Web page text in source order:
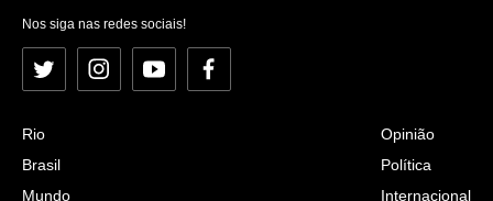
Nos siga nas redes sociais!
Twitter InstagramYouTubeFacebook
Rio
Brasil
Mundo
Opinião
Política
Internacional